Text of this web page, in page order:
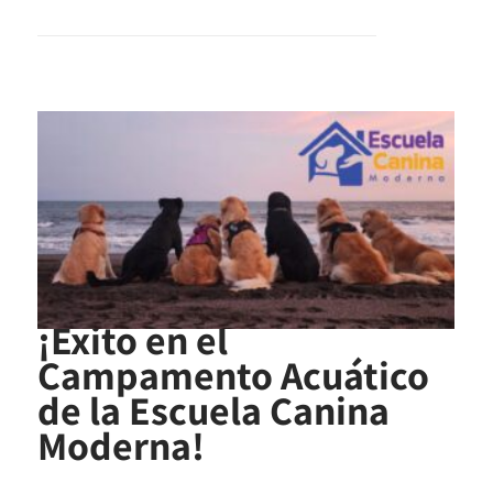
¡Éxito en el
Campamento Acuático
de la Escuela Canina
Moderna!